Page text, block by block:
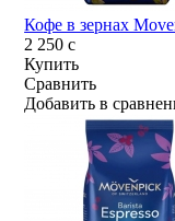
Кофе в зернах
2 250c
Купить
Сравнить
Добавить в